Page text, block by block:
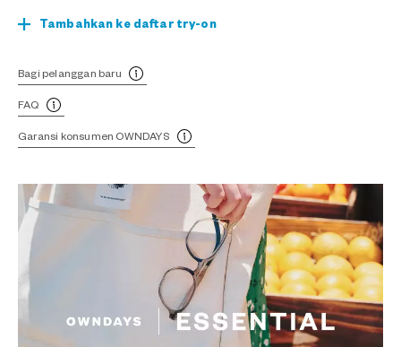
Tambahkan ke daftar try-on
Bagi pelanggan baru
FAQ
Garansi konsumen OWNDAYS